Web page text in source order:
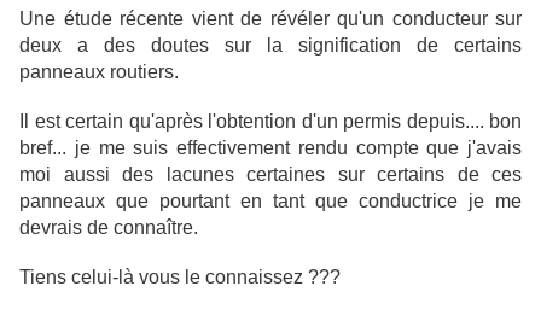
Une étude récente vient de révéler qu'un conducteur sur
deux a des doutes sur la signification de certains
panneaux routiers.
Il est certain qu'après l'obtention d'un permis depuis.... bon
bref... je me suis effectivement rendu compte que j'avais
moi aussi des lacunes certaines sur certains de ces
panneaux que pourtant en tant que conductrice je me
devrais de connaître.
Tiens celui-là vous le connaissez ???